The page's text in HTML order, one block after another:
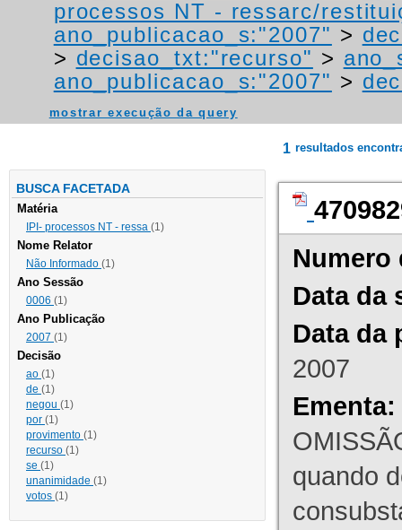
processos NT - ressarc/
ano_publicacao_s:"2007" >
> decisao_txt:"recurso" >
ano_publicacao_s:"2007" >
mostrar execução da query
BUSCA FACETADA
Matéria
IPI- processos NT - ressa (1)
Nome Relator
Não Informado (1)
Ano Sessão
0006 (1)
Ano Publicação
2007 (1)
Decisão
ao (1)
de (1)
negou (1)
por (1)
provimento (1)
recurso (1)
se (1)
unanimidade (1)
votos (1)
1 resultados
Numero
Data da
Data da
2007
Ementa:
quando